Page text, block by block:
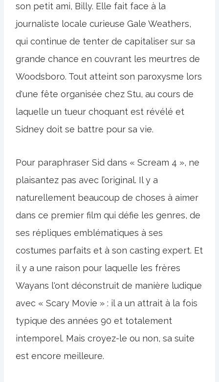
son petit ami, Billy. Elle fait face à la
journaliste locale curieuse Gale Weathers,
qui continue de tenter de capitaliser sur sa
grande chance en couvrant les meurtres de
Woodsboro. Tout atteint son paroxysme lors
d'une fête organisée chez Stu, au cours de
laquelle un tueur choquant est révélé et
Sidney doit se battre pour sa vie.
Pour paraphraser Sid dans « Scream 4 », ne
plaisantez pas avec l’original. Il y a
naturellement beaucoup de choses à aimer
dans ce premier film qui défie les genres, de
ses répliques emblématiques à ses
costumes parfaits et à son casting expert. Et
il y a une raison pour laquelle les frères
Wayans l'ont déconstruit de manière ludique
avec « Scary Movie » : il a un attrait à la fois
typique des années 90 et totalement
intemporel. Mais croyez-le ou non, sa suite
est encore meilleure.